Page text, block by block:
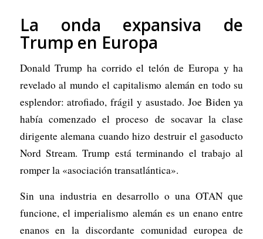
La onda expansiva de
Trump en Europa
Donald Trump ha corrido el telón de Europa y ha
revelado al mundo el capitalismo alemán en todo su
esplendor: atrofiado, frágil y asustado. Joe Biden ya
había comenzado el proceso de socavar la clase
dirigente alemana cuando hizo destruir el gasoducto
Nord Stream. Trump está terminando el trabajo al
romper la «asociación transatlántica».
Sin una industria en desarrollo o una OTAN que
funcione, el imperialismo alemán es un enano entre
enanos en la discordante comunidad europea de